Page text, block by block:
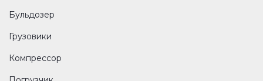
Бульдозер
Грузовики
Компрессор